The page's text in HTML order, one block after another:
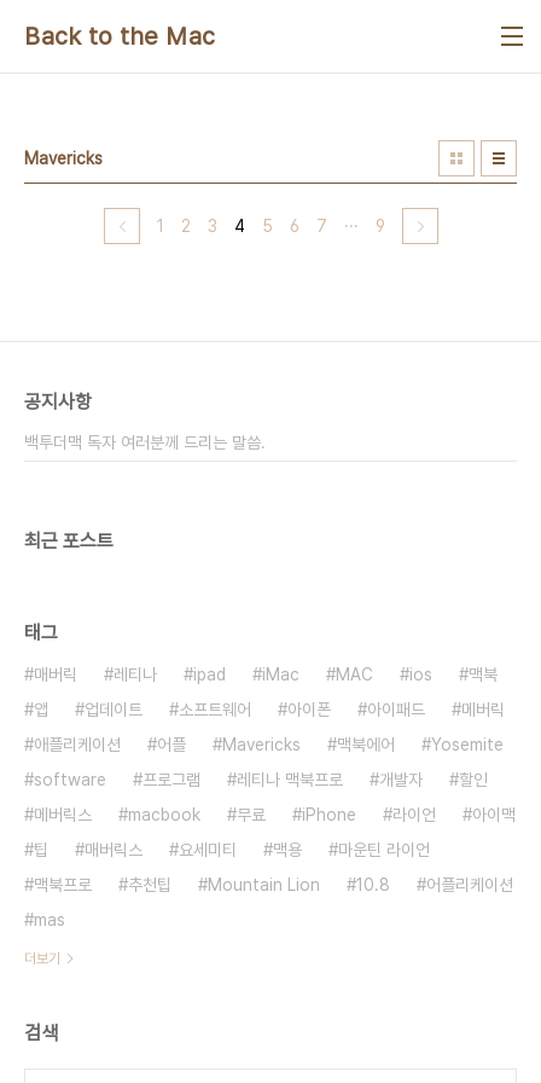
Back to the Mac
Mavericks
1 2 3 4 5 6 7 ··· 9
공지사항
백투더맥 독자 여러분께 드리는 말씀.
최근 포스트
태그
매버릭 레티나 ipad iMac MAC ios
맥북
앱
업데이트 소프트웨어 아이폰 아이패드
메버릭
애플리케이션
어플 Mavericks 맥북에어
Yosemite
software
프로그램 레티나 맥북프로 개발자
할인
메버릭스
macbook 무료 iPhone 라이언
아이맥
팁
매버릭스 요세미티 맥용
마운틴 라이언
맥북프로
추천팁 Mountain Lion 10.8
어플리케이션
mas
더보기
검색